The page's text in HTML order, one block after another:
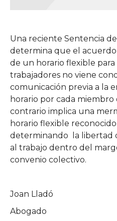
Una reciente Sentencia
determina que el
de un horario flexible para
trabajadores no viene
comunicación previa a la
horario por cada miembro
contrario implica una
horario flexible
determinando la libertad
al trabajo dentro del
convenio colectivo.
Joan Lladó
Abogado